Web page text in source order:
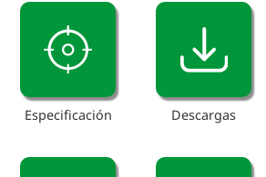
Especificación Descargas